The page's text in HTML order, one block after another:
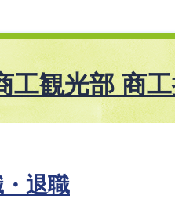
工観光部 商
退職